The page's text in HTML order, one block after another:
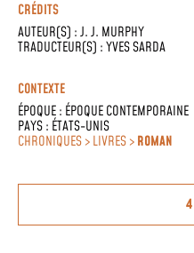
CRÉDITS
AUTEUR(S) :J. J. MURPHY
TRADUCTEUR(S) :YVES SARDA
CONTEXTE
ÉPOQUE : ÉPOQUE CONTEMPORAINE
PAYS : ÉTATS-UNIS
CHRONIQUES > LIVRES >ROMAN
4